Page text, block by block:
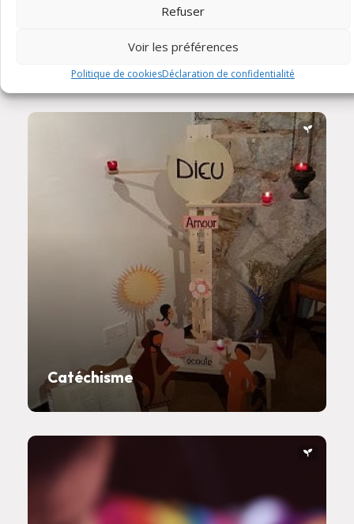
Refuser
Voir les préférences
Politique de cookiesDéclaration de confidentialité
Catéchisme